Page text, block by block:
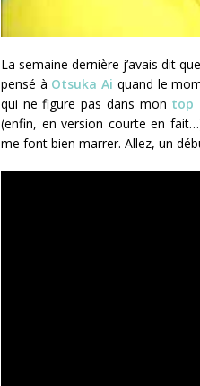
La semaine dernière j’avais dit
pensé à Otsuka Ai quand le
qui ne figure pas dans mon top
(enfin, en version courte en
me font bien marrer. Allez, un